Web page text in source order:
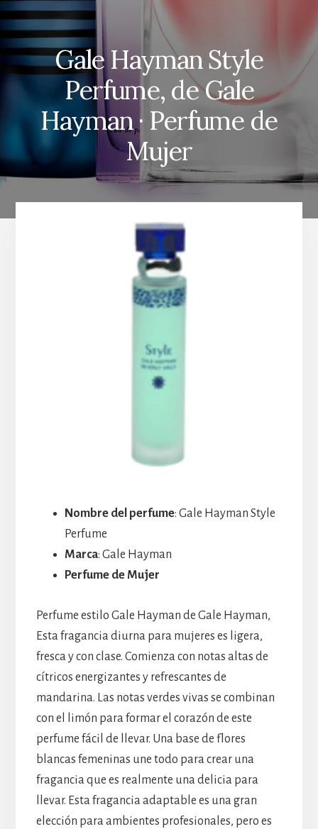
Gale Hayman Style
Perfume, de Gale
Hayman · Perfume de
Mujer
Nombre del perfume: Gale Hayman Style
Perfume
Marca: Gale Hayman
Perfume de Mujer
Perfume estilo Gale Hayman de Gale Hayman,
Esta fragancia diurna para mujeres es ligera,
fresca y con clase. Comienza con notas altas de
cítricos energizantes y refrescantes de
mandarina. Las notas verdes vivas se combinan
con el limón para formar el corazón de este
perfume fácil de llevar. Una base de flores
blancas femeninas une todo para crear una
fragancia que es realmente una delicia para
llevar. Esta fragancia adaptable es una gran
elección para ambientes profesionales, pero es